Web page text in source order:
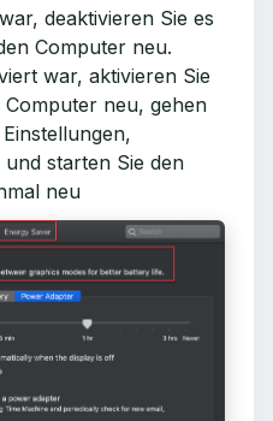
deaktivieren Sie es
Computer neu.
war, aktivieren Sie
neu, gehen
starten Sie den
neu